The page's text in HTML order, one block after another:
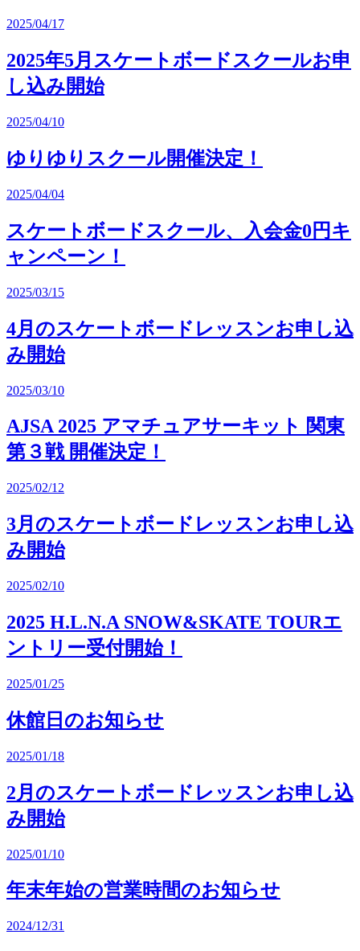
2025/04/17
2025年5月スケートボードスクールお申
し込み開始
2025/04/10
ゆりゆりスクール開催決定！
2025/04/04
スケートボードスクール、入会金0円キ
ャンペーン！
2025/03/15
4月のスケートボードレッスンお申し込
み開始
2025/03/10
AJSA 2025 アマチュアサーキット 関東
第３戦 開催決定！
2025/02/12
3月のスケートボードレッスンお申し込
み開始
2025/02/10
2025 H.L.N.A SNOW&SKATE TOURエ
ントリー受付開始！
2025/01/25
休館日のお知らせ
2025/01/18
2月のスケートボードレッスンお申し込
み開始
2025/01/10
年末年始の営業時間のお知らせ
2024/12/31